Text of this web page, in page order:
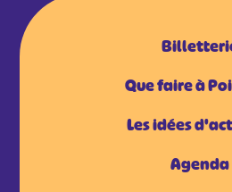
Que faire à
Les idées
Agenda